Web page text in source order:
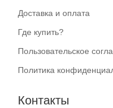
Доставка и оплата
Где купить?
Пользовательское
Политика
Контакты